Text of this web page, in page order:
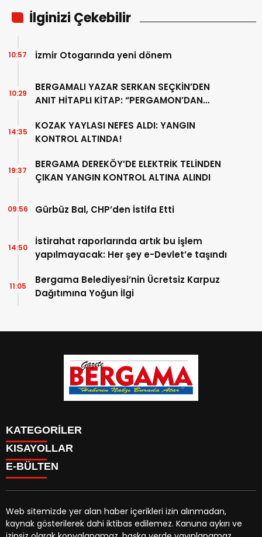
İlginizi Çekebilir
İzmir Otogarında yeni dönem
10:57
BERGAMALI YAZAR SERKAN SEÇKİN’DEN
ANIT HİTAPLI KİTAP: “PERGAMON’DAN
10:29
KOZAK YAYLASI NEFES ALDI: YANGIN
KONTROL ALTINDA!
14:35
BERGAMA DEREKÖY’DE ELEKTRİK TELİNDEN
ÇIKAN YANGIN KONTROL ALTINA ALINDI
19:37
Gürbüz Bal, CHP’den İstifa Etti
09:56
İstirahat raporlarında artık bu işlem
yapılmayacak: Her şey e-Devlet’e taşındı
14:50
Bergama Belediyesi’nin Ücretsiz Karpuz
Dağıtımına Yoğun İlgi
11:05
KATEGORİLER
CANLI YAYIN
BURÇLAR
CANLI SONUÇLAR
HAVA DURUMU
CANLI TV
KISAYOLLAR
Menü seçimi yapın. WP-ADMIN → Görünüm → Menüler
sayfasından menü eşleştirmesi yapınız.
E-BÜLTEN
gazetebergama.com.tre-bültenine abone olarak,
Web sitemizde yer alan haber içerikleri izin alınmadan,
kaynak gösterilerek dahi iktibas edilemez. Kanuna aykırı ve